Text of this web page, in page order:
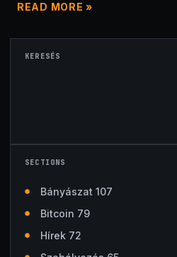
READ MORE »
KERESÉS
SECTIONS
Bányászat 107
Bitcoin 79
Hírek 72